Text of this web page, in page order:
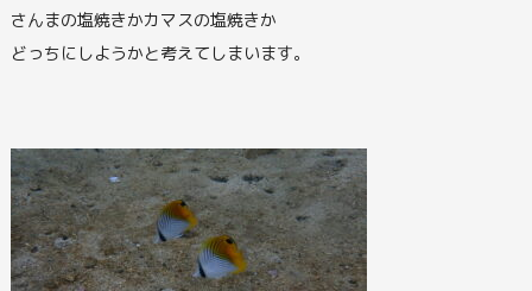
さんまの塩焼きかカマスの塩焼きか
どっちにしようかと考えてしまいます。